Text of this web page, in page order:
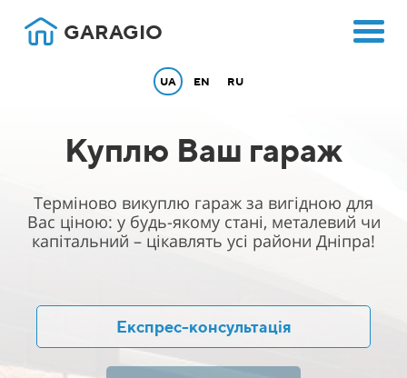
GARAGIO
UA EN RU
Куплю Ваш гараж
Терміново викуплю гараж за вигідною для
Вас ціною: у будь-якому стані, металевий чи
капітальний – цікавлять усі райони Днiпра!
Експрес-консультація